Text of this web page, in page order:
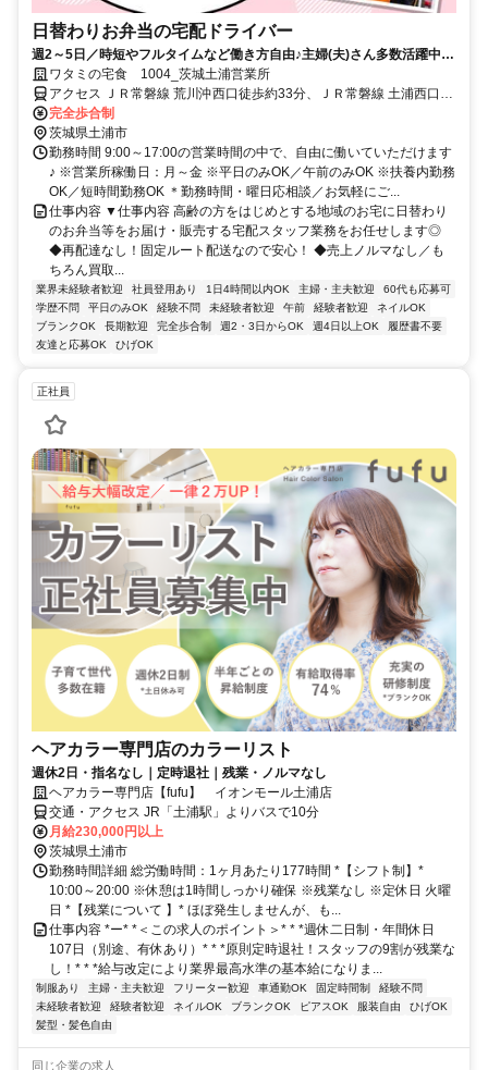
日替わりお弁当の宅配ドライバー
週2～5日／時短やフルタイムなど働き方自由♪主婦(夫)さん多数活躍中！
サポート体制バッチリなのでお子さんの行事でのお休みなども取りやす
い◎
ワタミの宅食 1004_茨城土浦営業所
アクセス ＪＲ常磐線 荒川沖西口徒歩約33分、ＪＲ常磐線 土浦西口徒
歩約61分、ＪＲ常磐線 ひたち野うしく西口徒歩約66分
完全歩合制
茨城県土浦市
勤務時間 9:00～17:00の営業時間の中で、自由に働いていただけます
♪ ※営業所稼働日：月～金 ※平日のみOK／午前のみOK ※扶養内勤務
OK／短時間勤務OK ＊勤務時間・曜日応相談／お気軽にご...
仕事内容 ▼仕事内容 高齢の方をはじめとする地域のお宅に日替わり
のお弁当等をお届け・販売する宅配スタッフ業務をお任せします◎
◆再配達なし！固定ルート配送なので安心！ ◆売上ノルマなし／も
ちろん買取...
業界未経験者歓迎 社員登用あり 1日4時間以内OK 主婦・主夫歓迎
60代も応募可
学歴不問
平日のみOK 経験不問 未経験者歓迎 午前 経験者歓迎
ネイルOK
ブランクOK
長期歓迎 完全歩合制 週2・3日からOK 週4日以上OK
履歴書不要
友達と応募OK
ひげOK
正社員
ヘアカラー専門店のカラーリスト
週休2日・指名なし｜定時退社｜残業・ノルマなし
ヘアカラー専門店【fufu】 イオンモール土浦店
交通・アクセス JR「土浦駅」よりバスで10分
月給230,000円以上
茨城県土浦市
勤務時間詳細 総労働時間：1ヶ月あたり177時間 *【シフト制】*
10:00～20:00 ※休憩は1時間しっかり確保 ※残業なし ※定休日 火曜
日 *【残業について 】* ほぼ発生しませんが、も...
仕事内容 *ー* *＜この求人のポイント＞* * *週休二日制・年間休日
107日（別途、有休あり）* * *原則定時退社！スタッフの9割が残業な
し！* * *給与改定により業界最高水準の基本給になりま...
制服あり 主婦・主夫歓迎 フリーター歓迎 車通勤OK 固定時間制
経験不問
未経験者歓迎
経験者歓迎 ネイルOK ブランクOK ピアスOK 服装自由
ひげOK
髪型・髪色自由
同じ企業の求人